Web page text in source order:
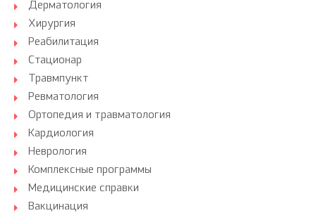
Дерматология
Хирургия
Реабилитация
Стационар
Травмпункт
Ревматология
Ортопедия и травматология
Кардиология
Неврология
Комплексные программы
Медицинские справки
Вакцинация